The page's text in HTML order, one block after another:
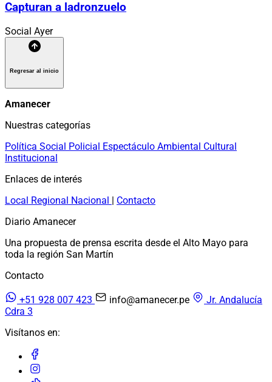
Capturan a ladronzuelo
Social Ayer
Regresar al inicio
Amanecer
Nuestras categorías
Política Social Policial Espectáculo Ambiental Cultural
Institucional
Enlaces de interés
Local Regional Nacional | Contacto
Diario Amanecer
Una propuesta de prensa escrita desde el Alto Mayo para
toda la región San Martín
Contacto
+51 928 007 423 info@amanecer.pe
Jr. Andalucía
Cdra 3
Visítanos en: